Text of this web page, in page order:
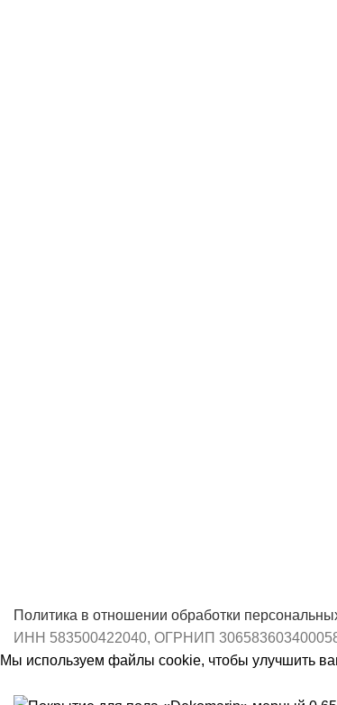
Политика в отношении обработки
ИНН 583500422040, ОГРНИП
Мы используем файлы cookie, чтобы улучшить